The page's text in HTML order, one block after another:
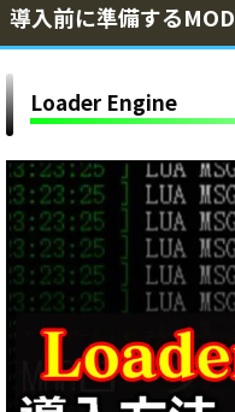
導入前に準備するMOD
Loader Engine